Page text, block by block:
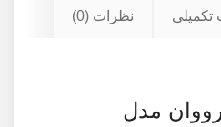
تکمیلی نظرات (0)
مدل